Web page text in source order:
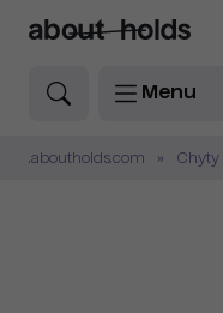
Menu
.aboutholds.com Chyty